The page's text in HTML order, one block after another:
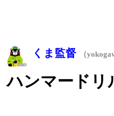
くま監督 （
ハンマードリ